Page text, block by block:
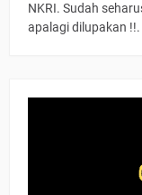
NKRI. Sudah
apalagi dilupakan !!.